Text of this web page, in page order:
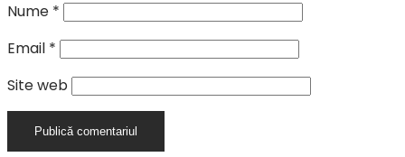
Nume *
Email *
Site web